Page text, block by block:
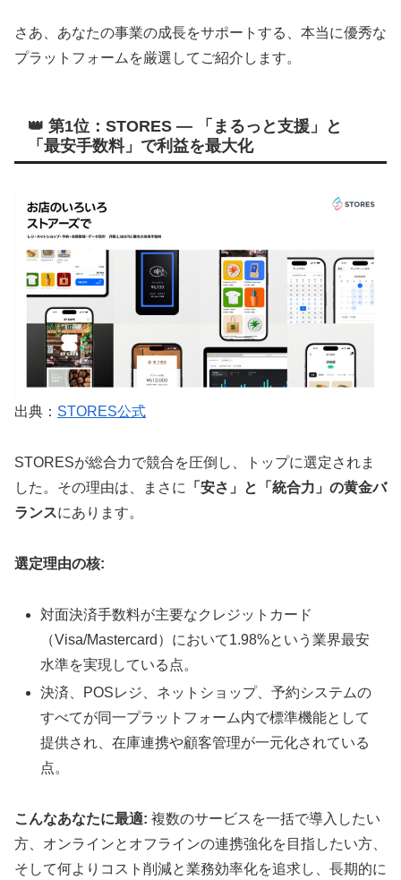
さあ、あなたの事業の成長をサポートする、本当に優秀な
プラットフォームを厳選してご紹介します。
👑 第1位：STORES — 「まるっと支援」と
「最安手数料」で利益を最大化
出典： STORES公式
STORESが総合力で競合を圧倒し、トップに選定されま
した。その理由は、まさに
「安さ」と「統合力」の黄金バ
ランスにあります。
選定理由の核:
対面決済手数料が主要なクレジットカード
（Visa/Mastercard）において1.98%という業界最安
水準を実現している点。
決済、POSレジ、ネットショップ、予約システムの
すべてが同一プラットフォーム内で標準機能として
提供され、在庫連携や顧客管理が一元化されている
点。
こんなあなたに最適: 複数のサービスを一括で導入したい
方、オンラインとオフラインの連携強化を目指したい方、
そして何よりコスト削減と業務効率化を追求し、長期的に